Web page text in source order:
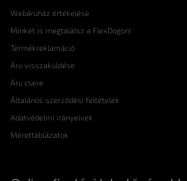
Webáruház értékelése
Minket is megtalálsz a FlexDogon!
Termékreklamáció
Áru visszaküldése
Áru csere
Általános szerződési feltételek
Adatvédelmi irányelvek
Mérettáblázatok